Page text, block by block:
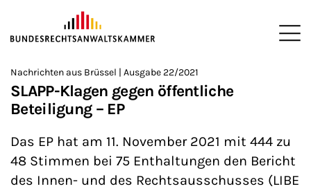
ZUM HAUPTINHALT SPRINGEN
Sie befinden sich hier:
>
Startseite
>
Newsroom
>
Newsletter
>
Nachrichten aus Brüssel
Nachrichten aus Brüssel | Ausgabe 22/2021
SLAPP-Klagen gegen öffentliche
Beteiligung – EP
Das EP hat am 11. November 2021 mit 444 zu
48 Stimmen bei 75 Enthaltungen den Bericht
des Innen- und des Rechtsausschusses (LIBE